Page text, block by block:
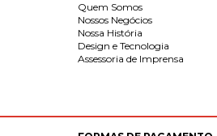
Quem Somos
Nossos Negócios
Nossa História
Design e Tecnologia
Assessoria de Imprensa